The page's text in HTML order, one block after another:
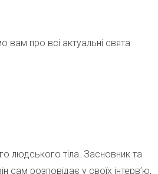
вам про всі актуальні свята
людського тіла. Засновник та
розповідає у своїх інтерв’ю,